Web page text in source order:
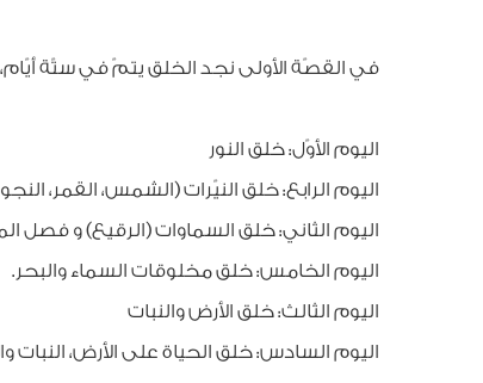
في القصّة الأولى نجد الخلق يتمّ في ستّة
اليوم الأوّل: خلق النور
اليوم الرابع: خلق النيّرات (الشمس، القمر،
اليوم الثاني: خلق السماوات (الرقيع) و فصل
اليوم الخامس: خلق مخلوقات السماء والبحر.
اليوم الثالث: خلق الأرض والنبات
اليوم السادس: خلق الحياة على الأرض، النبات